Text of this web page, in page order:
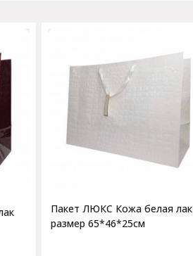
Пакет ЛЮКС Кожа белая лак
размер 65*46*25см